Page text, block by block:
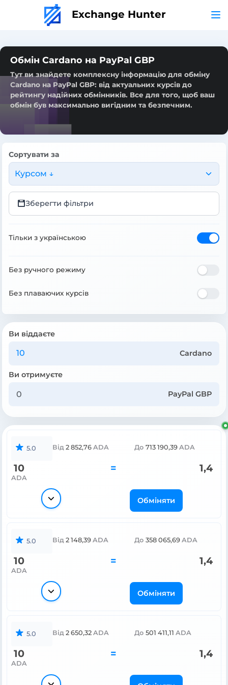
Exchange Hunter
Обмін Cardano на PayPal GBP
Тут ви знайдете комплексну інформацію для обміну
Cardano на PayPal GBP: від актуальних курсів до
рейтингу надійних обмінників. Все для того, щоб ваш
обмін був максимально вигідним та безпечним.
Сортувати за
Курсом ↓
Зберегти фільтри
Тільки з українською
Без ручного режиму
Без плаваючих курсів
Ви віддаєте
Cardano
Ви отримуєте
PayPal GBP
5.0 Від 2 852,76 ADA До 713 190,39 ADA
10
ADA
= 1,4
Обміняти
5.0 Від 2 148,39 ADA До 358 065,69 ADA
10
ADA
= 1,4
Обміняти
5.0 Від 2 650,32 ADA До 501 411,11 ADA
10
ADA
= 1,4